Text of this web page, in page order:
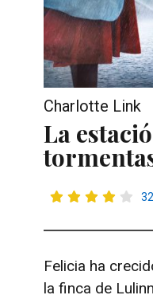
Charlotte Link
La
Felicia ha
la finca de